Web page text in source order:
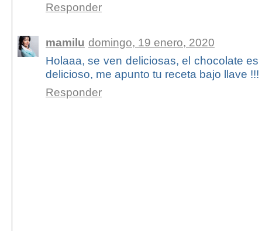
Responder
mamilu domingo, 19 enero, 2020
Holaaa, se ven deliciosas, el chocolate
delicioso, me apunto tu receta bajo llave !!!
Responder